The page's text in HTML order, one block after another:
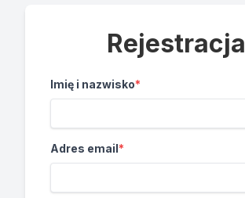
Rejestracja
Imię i nazwisko*
Adres email*